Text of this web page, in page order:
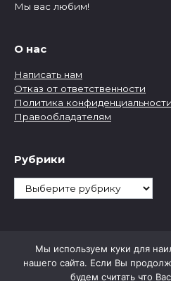
Мы вас любим!
О нас
Написать нам
Отказ от ответственности
Политика конфиденциальности
Правообладателям
Рубрики
Рубрики
Мы используем куки для
нашего сайта. Если Вы
будем считать что